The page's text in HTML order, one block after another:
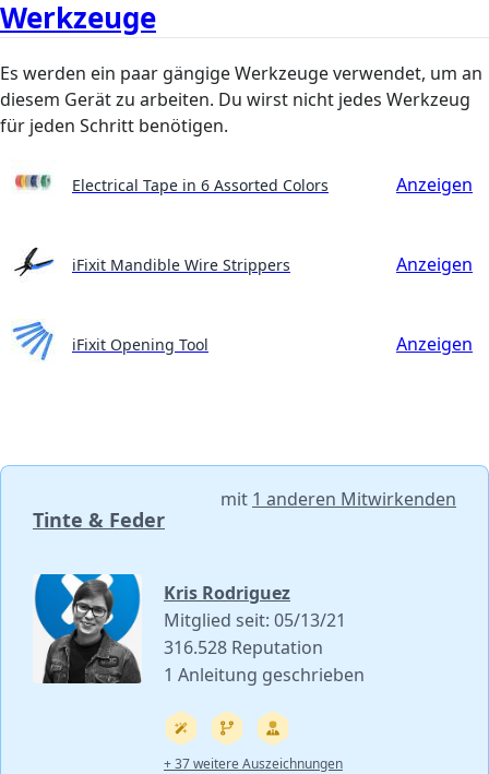
Werkzeuge
Es werden ein paar gängige Werkzeuge verwendet, um an
diesem Gerät zu arbeiten. Du wirst nicht jedes Werkzeug
für jeden Schritt benötigen.
Electrical Tape in 6 Assorted Colors Anzeigen
iFixit Mandible Wire Strippers Anzeigen
iFixit Opening Tool Anzeigen
Tinte & Feder
mit 1 anderen Mitwirkenden
Kris Rodriguez
Mitglied seit: 05/13/21
316.528 Reputation
1 Anleitung geschrieben
+ 37 weitere Auszeichnungen